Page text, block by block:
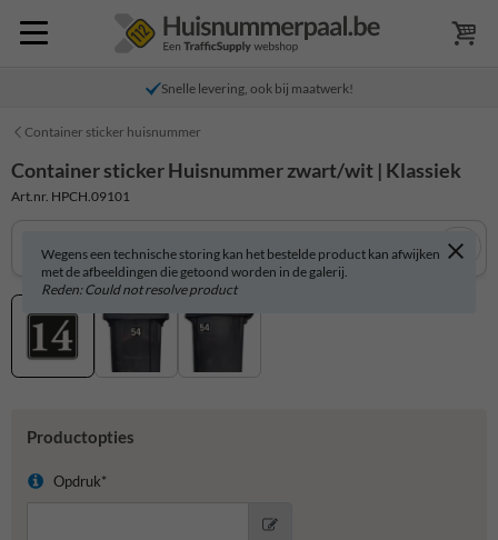
Snelle levering, ook bij maatwerk!
Container sticker huisnummer
Container sticker Huisnummer zwart/wit | Klassiek
Art.nr. HPCH.09101
Wegens een technische storing kan het bestelde product kan afwijken
met de afbeeldingen die getoond worden in de galerij.
Reden: Could not resolve product
Productopties
Opdruk*